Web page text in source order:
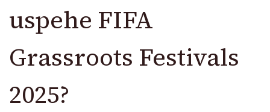
uspehe FIFA
Grassroots Festivals
2025?